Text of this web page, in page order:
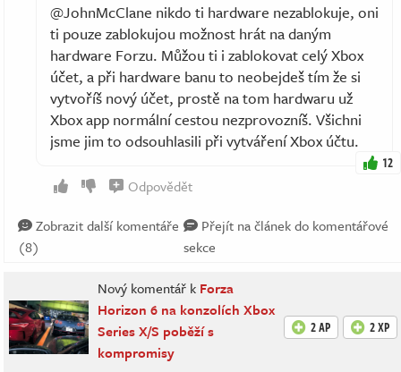
@JohnMcClane nikdo ti hardware nezablokuje, oni
ti pouze zablokujou možnost hrát na daným
hardware Forzu. Můžou ti i zablokovat celý Xbox
účet, a při hardware banu to neobejdeš tím že si
vytvoříš nový účet, prostě na tom hardwaru už
Xbox app normální cestou nezprovozníš. Všichni
jsme jim to odsouhlasili při vytváření Xbox účtu.
12
Odpovědět
Zobrazit další komentáře
(8)
Přejít na článek do komentářové
sekce
Nový komentář k Forza
Horizon 6 na konzolích Xbox
Series X/S poběží s
kompromisy
2 AP 2 XP